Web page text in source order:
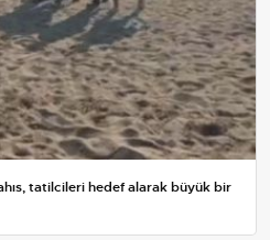
tatilcileri hedef alarak büyük bir